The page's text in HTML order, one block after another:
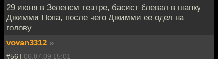
29 июня в Зеленом театре, басист блевал в шапку
Джимми Попа, после чего Джимми ее одел на
голову.
vovan3312 »
#56 | 06.07.09 15:01